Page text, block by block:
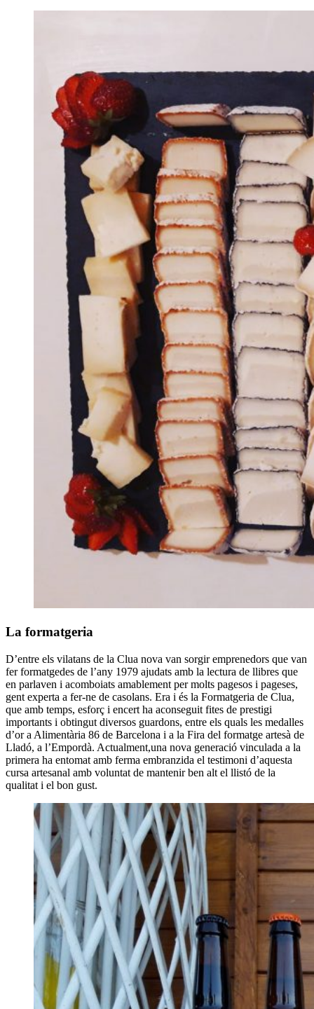
La formatgeria
D’entre els vilatans de la Clua nova van sorgir emprenedors que van
fer formatgedes de l’any 1979 ajudats amb la lectura de llibres que
en parlaven i acomboiats amablement per molts pagesos i pageses,
gent experta a fer-ne de casolans. Era i és la Formatgeria de Clua,
que amb temps, esforç i encert ha aconseguit fites de prestigi
importants i obtingut diversos guardons, entre els quals les medalles
d’or a Alimentària 86 de Barcelona i a la Fira del formatge artesà de
Lladó, a l’Empordà. Actualment,una nova generació vinculada a la
primera ha entomat amb ferma embranzida el testimoni d’aquesta
cursa artesanal amb voluntat de mantenir ben alt el llistó de la
qualitat i el bon gust.